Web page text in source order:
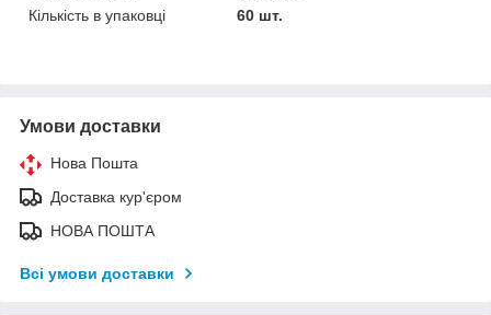
Кількість в упаковці
60 шт.
Умови доставки
Нова Пошта
Доставка кур'єром
НОВА ПОШТА
Всі умови доставки